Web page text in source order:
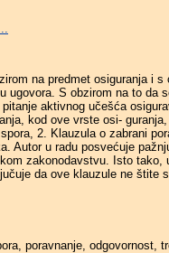
na predmet osiguranja i
ugovora. S obzirom na to da
aktivnog učešća
kod ove vrste osi-
2. Klauzula o zabrani
Autor u radu posvećuje
zakonodavstvu. Isto tako,
da ove klauzule ne štite
poravnanje, odgovornost,